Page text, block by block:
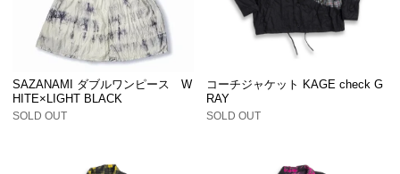
SAZANAMI ダブルワンピース W
HITE×LIGHT BLACK
SOLD OUT
コーチジャケット KAGE check G
RAY
SOLD OUT